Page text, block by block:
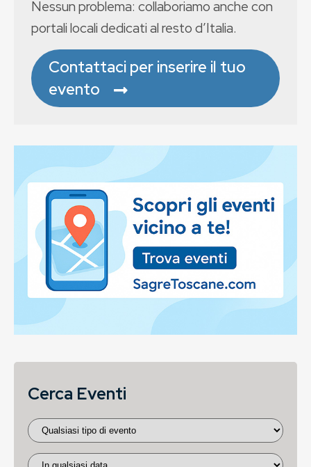
Nessun problema: collaboriamo anche con
portali locali dedicati al resto d’Italia.
Contattaci per inserire il tuo
evento
Cerca Eventi